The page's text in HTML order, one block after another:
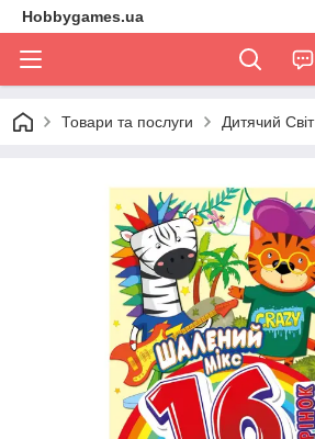
Hobbygames.ua
Товари та послуги Дитячий Світ